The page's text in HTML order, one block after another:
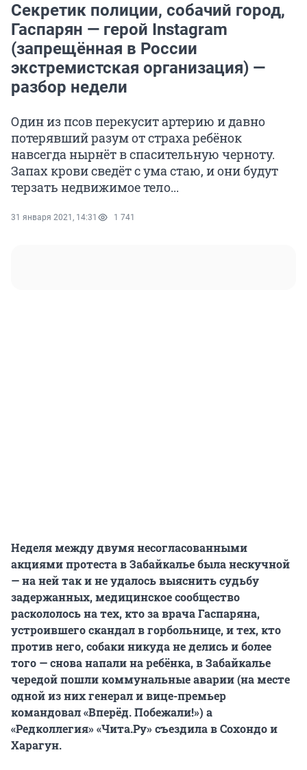
Секретик полиции, собачий город,
Гаспарян — герой Instagram
(запрещённая в России
экстремистская организация) —
разбор недели
Один из псов перекусит артерию и давно
потерявший разум от страха ребёнок
навсегда нырнёт в спасительную черноту.
Запах крови сведёт с ума стаю, и они будут
терзать недвижимое тело...
31 января 2021, 14:31 1 741
Неделя между двумя несогласованными
акциями протеста в Забайкалье была нескучной
— на ней так и не удалось выяснить судьбу
задержанных, медицинское сообщество
раскололось на тех, кто за врача Гаспаряна,
устроившего скандал в горбольнице, и тех, кто
против него, собаки никуда не делись и более
того — снова напали на ребёнка, в Забайкалье
чередой пошли коммунальные аварии (на месте
одной из них генерал и вице-премьер
командовал «Вперёд. Побежали!») а
«Редколлегия» «Чита.Ру» съездила в Сохондо и
Харагун.